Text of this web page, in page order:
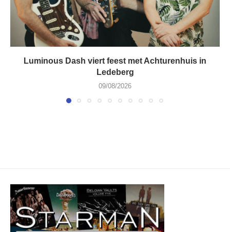
Luminous Dash viert feest met Achturenhuis in
Ledeberg
09/08/2026